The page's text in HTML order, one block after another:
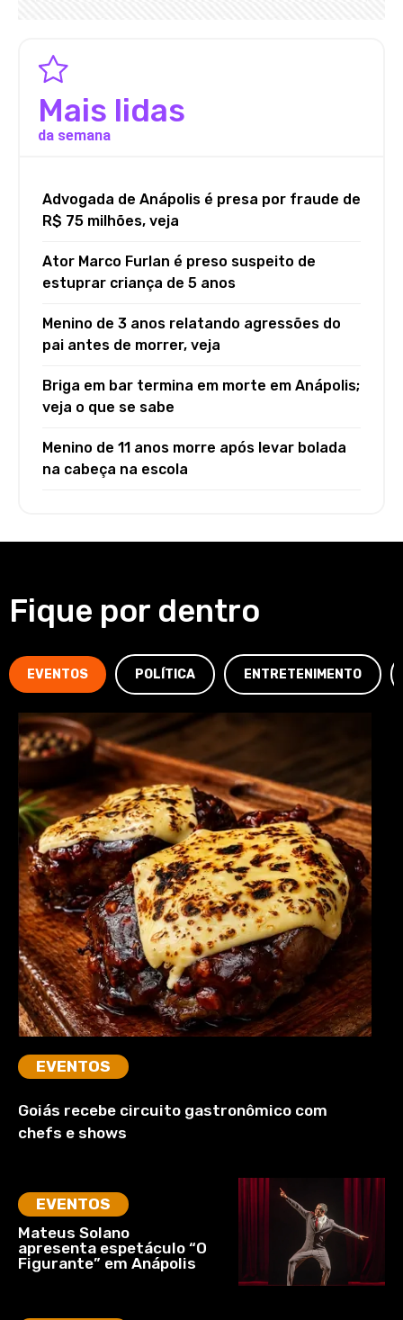
Mais lidas
da semana
Advogada de Anápolis é presa por fraude de
R$ 75 milhões, veja
Ator Marco Furlan é preso suspeito de
estuprar criança de 5 anos
Menino de 3 anos relatando agressões do
pai antes de morrer, veja
Briga em bar termina em morte em Anápolis;
veja o que se sabe
Menino de 11 anos morre após levar bolada
na cabeça na escola
Fique por dentro
EVENTOS POLÍTICA ENTRETENIMENTO
EVENTOS
Goiás recebe circuito gastronômico com
chefs e shows
EVENTOS
Mateus Solano
apresenta espetáculo “O
Figurante” em Anápolis